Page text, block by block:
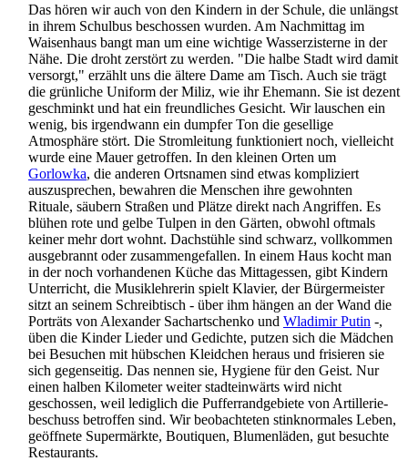
Das hören wir auch von den Kindern in der Schule, die unlängst
in ihrem Schulbus beschossen wurden. Am Nachmittag im
Waisenhaus bangt man um eine wichtige Wasser­zisterne in der
Nähe. Die droht zerstört zu werden. "Die halbe Stadt wird damit
versorgt," erzählt uns die ältere Dame am Tisch. Auch sie trägt
die grünliche Uniform der Miliz, wie ihr Ehemann. Sie ist dezent
geschminkt und hat ein freundliches Gesicht. Wir lauschen ein
wenig, bis irgendwann ein dumpfer Ton die gesellige
Atmosphäre stört. Die Stromleitung funktioniert noch, vielleicht
wurde eine Mauer getroffen. In den kleinen Orten um
Gorlowka, die anderen Ortsnamen sind etwas kompliziert
auszusprechen, bewahren die Menschen ihre gewohnten
Rituale, säubern Straßen und Plätze direkt nach Angriffen. Es
blühen rote und gelbe Tulpen in den Gärten, obwohl oftmals
keiner mehr dort wohnt. Dachstühle sind schwarz, vollkommen
ausgebrannt oder zusammengefallen. In einem Haus kocht man
in der noch vorhandenen Küche das Mittagessen, gibt Kindern
Unterricht, die Musiklehrerin spielt Klavier, der Bürgermeister
sitzt an seinem Schreibtisch - über ihm hängen an der Wand die
Porträts von Alexander Sachartschenko und Wladimir Putin -,
üben die Kinder Lieder und Gedichte, putzen sich die Mädchen
bei Besuchen mit hübschen Kleidchen heraus und frisieren sie
sich gegenseitig. Das nennen sie, Hygiene für den Geist. Nur
einen halben Kilometer weiter stadteinwärts wird nicht
geschossen, weil lediglich die Puffer­rand­gebiete von Artillerie­
beschuss betroffen sind. Wir beobachteten stinknormales Leben,
geöffnete Supermärkte, Boutiquen, Blumenläden, gut besuchte
Restaurants.